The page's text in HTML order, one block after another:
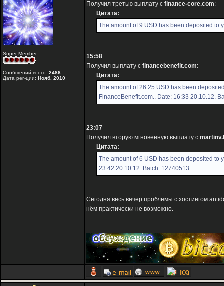
Super Member
Сообщений всего: 2486
Дата рег-ции: Нояб. 2010
Получил третью выплату с finance-core.com:
Цитата:
The amount of 9 USD has been deposited to
15:58
Получил выплату с financebenefit.com:
Цитата:
The amount of 26.25 USD has been
FinanceBenefit.com.. Date: 16:33 20.10.12.
23:07
Получил вторую мгновенную выплату с
Цитата:
The amount of 6 USD has been deposited to
23:42 20.10.12. Batch: 12740513.
Сегодня весь вечер проблемы с хостингом
нём практически не возможно.
-----